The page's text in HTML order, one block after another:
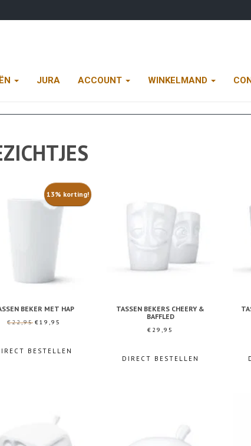
JURA ACCOUNT WINKELMAND
13% korting!
BEKER MET HAP
€22,95 Oorspronkelijke
€19,95
BESTELLEN
TASSEN BEKERS CHEERY &
BAFFLED
€ 29,95
DIRECT BESTELLEN